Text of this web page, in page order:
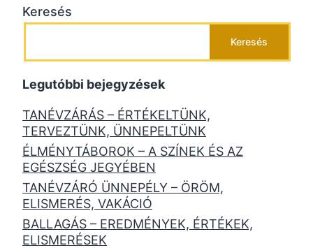
Keresés
Keresés
Legutóbbi bejegyzések
TANÉVZÁRÁS – ÉRTÉKELTÜNK,
TERVEZTÜNK, ÜNNEPELTÜNK
ÉLMÉNYTÁBOROK – A SZÍNEK ÉS AZ
EGÉSZSÉG JEGYÉBEN
TANÉVZÁRÓ ÜNNEPÉLY – ÖRÖM,
ELISMERÉS, VAKÁCIÓ
BALLAGÁS – EREDMÉNYEK, ÉRTÉKEK,
ELISMERÉSEK